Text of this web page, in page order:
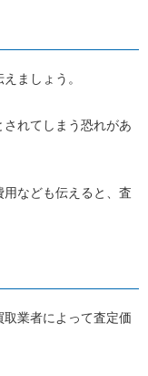
ましょう。
れてしまう恐れがあ
なども伝えると、査
業者によって査定価